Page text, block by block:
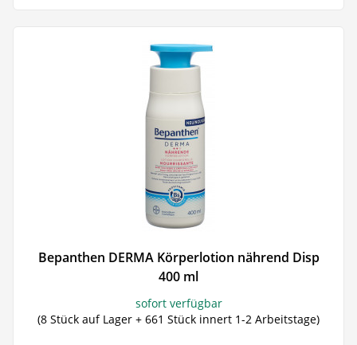
Bepanthen DERMA Körperlotion nährend Disp
400 ml
sofort verfügbar
(8 Stück auf Lager + 661 Stück innert 1-2 Arbeitstage)